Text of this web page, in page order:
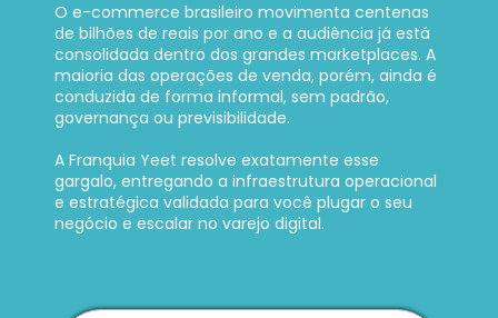
O e-commerce brasileiro movimenta centenas
de bilhões de reais por ano e a audiência já está
consolidada dentro dos grandes marketplaces. A
maioria das operações de venda, porém, ainda é
conduzida de forma informal, sem padrão,
governança ou previsibilidade.
A Franquia Yeet resolve exatamente esse
gargalo, entregando a infraestrutura operacional
e estratégica validada para você plugar o seu
negócio e escalar no varejo digital.